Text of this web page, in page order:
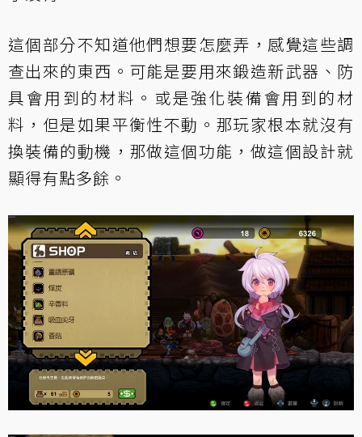
這個部分不知道他們想要怎麼弄，感覺這些調
查出來的東西。可能是要用來鍛造新武器、防
具會用到的材料。或是強化裝備會用到的材
料，但是如果平衡性不動。那玩家根本就沒有
換裝備的動機，那做這個功能，做這個設計就
顯得有點多餘。